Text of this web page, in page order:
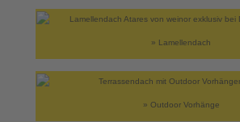
» Lamellendach
» Outdoor Vorhänge